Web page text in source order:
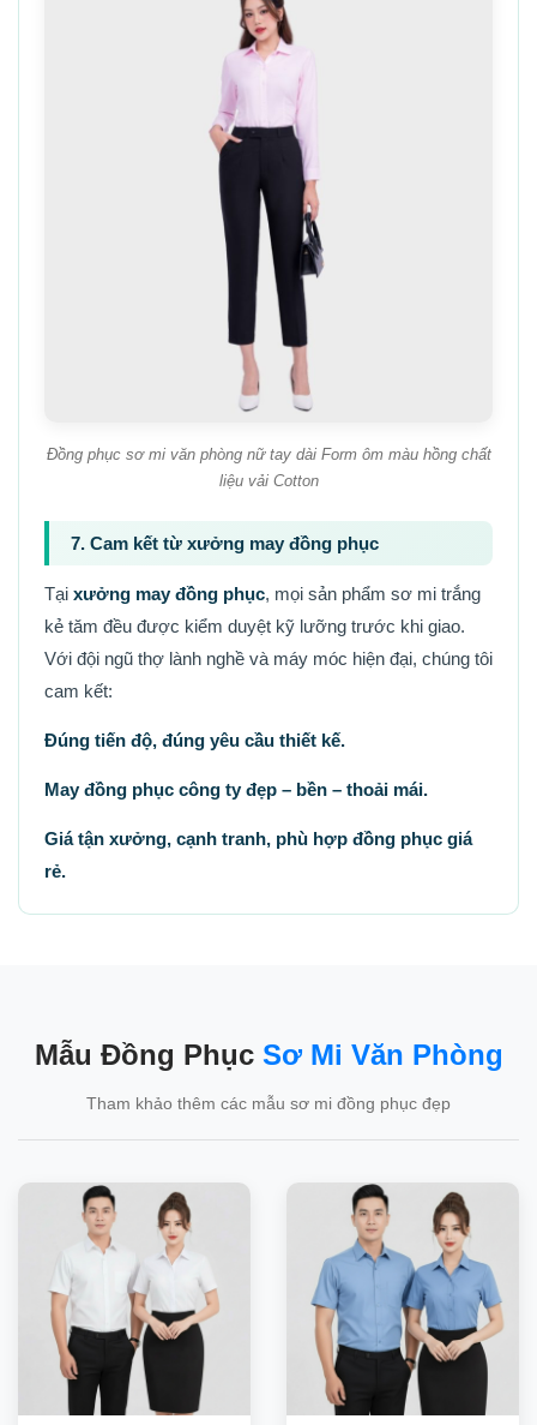
Đồng phục sơ mi văn phòng nữ tay dài Form ôm màu hồng chất
liệu vải Cotton
7. Cam kết từ xưởng may đồng phục
Tại xưởng may đồng phục, mọi sản phẩm sơ mi trắng
kẻ tăm đều được kiểm duyệt kỹ lưỡng trước khi giao.
Với đội ngũ thợ lành nghề và máy móc hiện đại, chúng tôi
cam kết:
Đúng tiến độ, đúng yêu cầu thiết kế.
May đồng phục công ty đẹp – bền – thoải mái.
Giá tận xưởng, cạnh tranh, phù hợp đồng phục giá
rẻ.
Mẫu Đồng Phục Sơ Mi Văn Phòng
Tham khảo thêm các mẫu sơ mi đồng phục đẹp